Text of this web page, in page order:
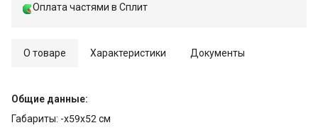
Оплата частями в Сплит
О товаре Характеристики Документы
Общие данные:
Габариты: -х59x52 см